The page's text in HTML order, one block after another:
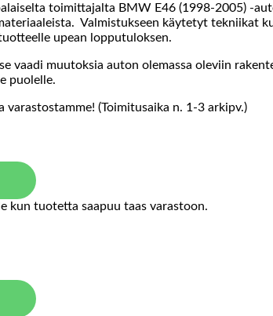
toimittajalta BMW E46 (1998-2005) -
Valmistukseen käytetyt tekniikat
upean lopputuloksen.
vaadi muutoksia auton olemassa oleviin
puolelle.
varastostamme! (Toimitusaika n. 1-3 arkipv.)
kun tuotetta saapuu taas varastoon.